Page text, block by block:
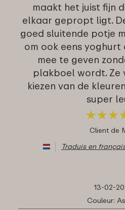
maakt het juist fijn
elkaar gepropt ligt.
goed sluitende potje
om ook eens
mee te geven
plakboel wordt. Ze
kiezen van de
super
★★★
★★★
Client de
Traduis en
13-02-
Couleur: